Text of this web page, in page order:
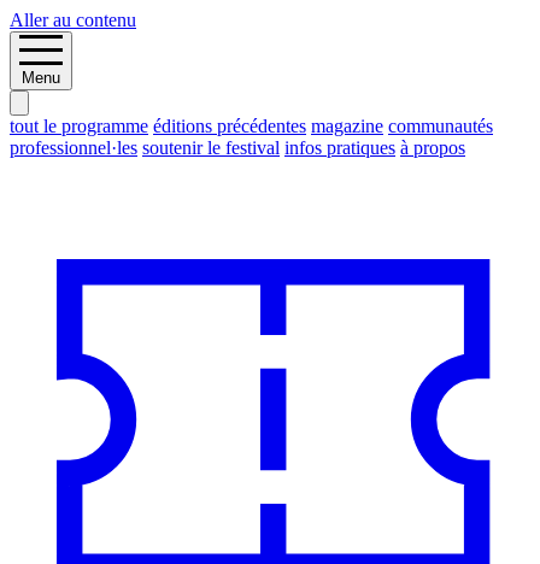
Aller au contenu
Menu
tout le programme éditions précédentes magazine communautés
professionnel·les soutenir le festival infos pratiques à propos